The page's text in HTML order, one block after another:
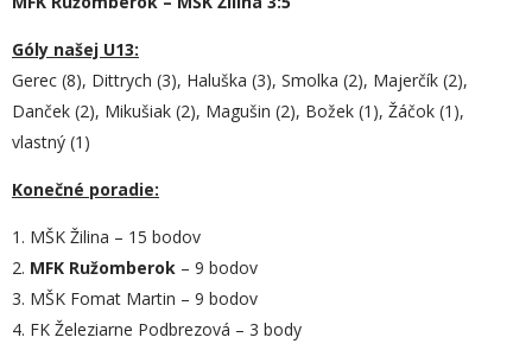
Góly našej U13:
Gerec (8), Dittrych (3), Haluška (3), Smolka (2), Majerčík (2),
Danček (2), Mikušiak (2), Magušin (2), Božek (1), Žáčok (1),
vlastný (1)
Konečné poradie:
1. MŠK Žilina – 15 bodov
2. MFK Ružomberok – 9 bodov
3. MŠK Fomat Martin – 9 bodov
4. FK Železiarne Podbrezová – 3 body